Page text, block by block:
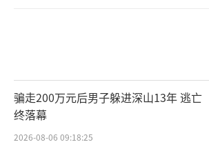
骗走200万元后男子躲进深山13年 逃亡
终落幕
2026-08-06 09:18:25